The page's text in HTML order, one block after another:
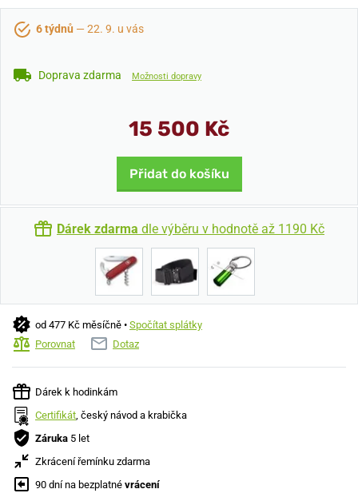
6 týdnů — 22. 9. u vás
Doprava zdarma Možnosti dopravy
15 500 Kč
Přidat do košíku
Dárek zdarma dle výběru v hodnotě až 1190 Kč
od 477 Kč měsíčně • Spočítat splátky
Porovnat
Dotaz
Dárek k hodinkám
Certifikát, český návod a krabička
Záruka 5 let
Zkrácení řemínku zdarma
90 dní na bezplatné vrácení